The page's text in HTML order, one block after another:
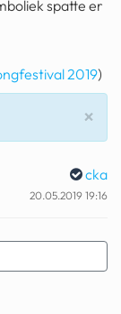
spatte er
2019)
×
cka
20.05.2019 19:16